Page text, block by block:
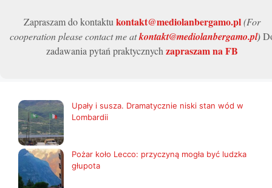
Zapraszam do kontaktu kontakt@mediolanbergamo.pl(For
cooperation please contact me atkontakt@mediolanbergamo.pl)
zadawania pytań praktycznych zapraszam na FB
Upały i susza. Dramatycznie niski stan wód w
Lombardii
Pożar koło Lecco: przyczyną mogła być ludzka
głupota